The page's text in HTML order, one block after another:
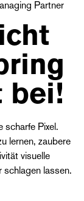
Partner
bei!
scharfe Pixel.
lernen, zaubere
visuelle
schlagen lassen.